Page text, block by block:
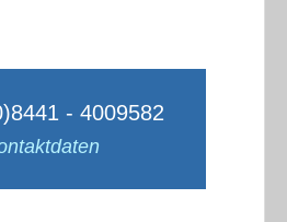
- 4009582